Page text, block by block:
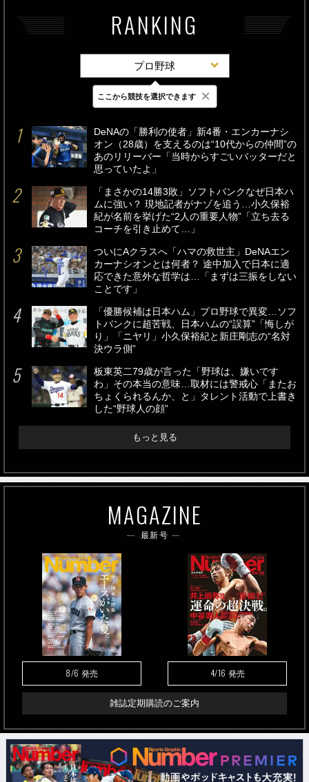
RANKING
プロ野球
最新 24時間 週間
DeNAの「勝利の使者」新4番・エンカーナシ
オン（28歳）を支えるのは“10代からの仲間”の
あのリリーバー「当時からすごいバッターだと
思っていたよ」
「まさかの14勝3敗」ソフトバンクなぜ日本ハ
ムに強い？ 現地記者がナゾを追う…小久保裕
紀が名前を挙げた“2人の重要人物”「立ち去る
コーチを引き止めて…」
ついにAクラスへ「ハマの救世主」DeNAエン
カーナシオンとは何者？ 途中加入で日本に適
応できた意外な哲学は…「まずは三振をしない
ことです」
「優勝候補は日本ハム」プロ野球で異変…ソフ
トバンクに超苦戦、日本ハムの“誤算”「悔しが
り」「ニヤリ」小久保裕紀と新庄剛志の“名対
決ウラ側”
板東英二79歳が言った「野球は、嫌いです
わ」その本当の意味…取材には警戒心「またお
ちょくられるんか、と」タレント活動で上書き
した“野球人の顔”
もっと見る
MAGAZINE
最新号
8/6 発売 4/16 発売
雑誌定期購読のご案内
ここから競技を選択できます ×